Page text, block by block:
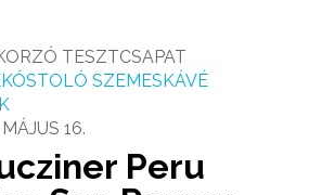
TESZTCSAPAT
SZEMESKÁVÉ
16.
Peru